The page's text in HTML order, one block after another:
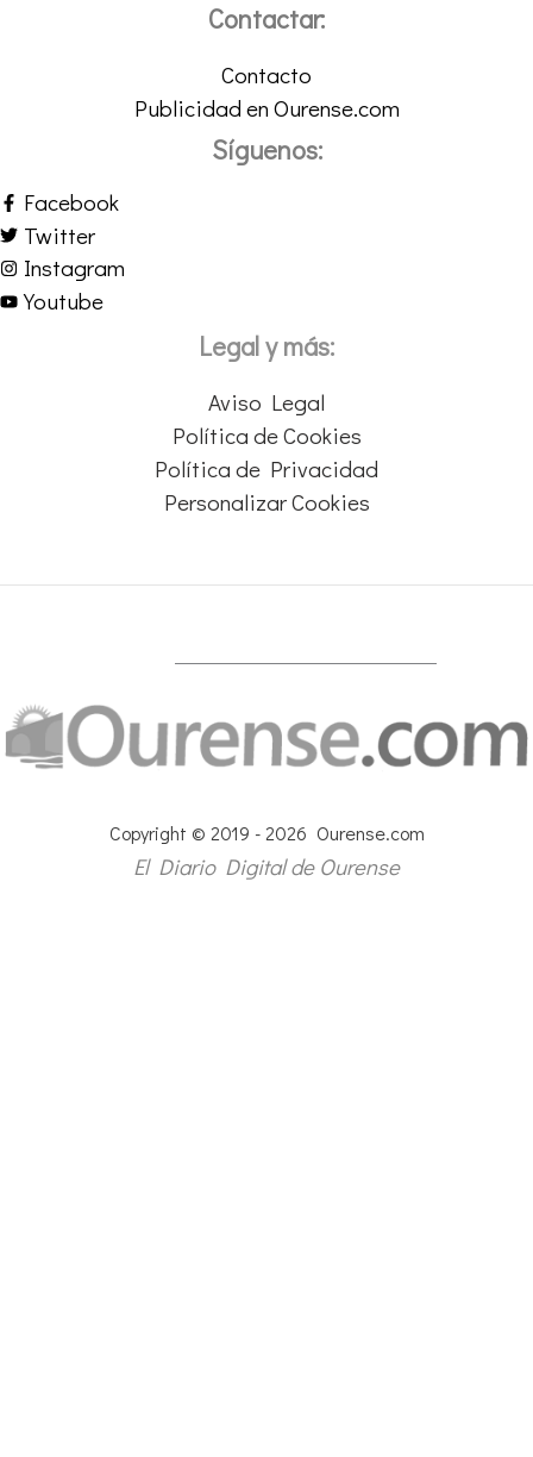
Contactar:
Contacto
Publicidad en Ourense.com
Síguenos:
Facebook
Twitter
Instagram
Youtube
Legal y más:
Aviso Legal
Política de Cookies
Política de Privacidad
Personalizar Cookies
Copyright © 2019 - 2026 Ourense.com
El Diario Digital de Ourense